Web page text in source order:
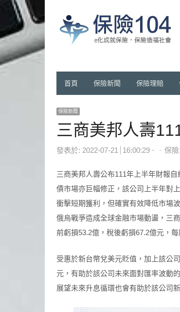
首頁 保險新聞 保險理賠
保險新聞
三商美邦人壽
發表於: 2022-07-21 16:00:29 保
三商美邦人壽公布111年上半年財報
債市場亦巨幅修正，該公司上半年對
衝擊短期獲利，但確實有效降低市場
俄烏戰爭造成全球金融市場動盪，三
前虧損53.2億，稅後虧損67.2億元，
受惠於新台幣兌美元貶值，加上該公
元，有助於該公司未來面對匯率波動
展望未來升息循環也會有助於該公司